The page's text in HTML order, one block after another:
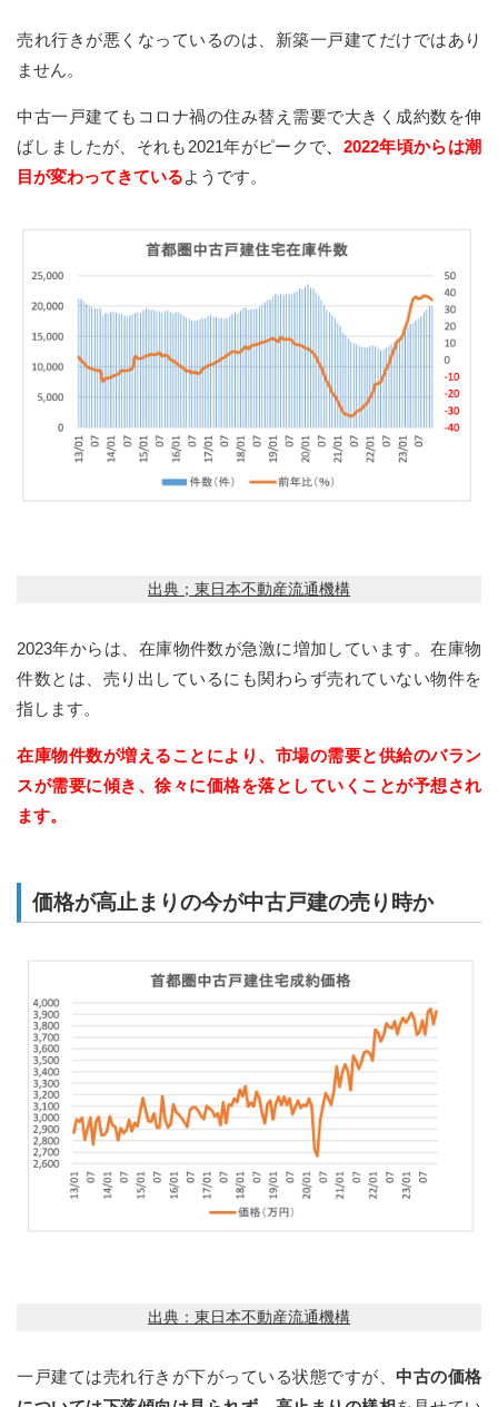
売れ行きが悪くなっているのは、新築一戸建てだけではあり
ません。
中古一戸建てもコロナ禍の住み替え需要で大きく成約数を伸
ばしましたが、それも2021年がピークで
2022年頃からは潮
目が変わってきているようです。
出典；東日本不動産流通機構
2023年からは、在庫物件数が急激に増加しています。在庫物
件数とは、売り出しているにも関わらず売れていない物件を
指します。
在庫物件数が増えることにより、市場の需要と供給のバラン
スが需要に傾き、徐々に価格を落としていくことが予想され
ます。
価格が高止まりの今が中古戸建の売り時か
出典：東日本不動産流通機構
一戸建ては売れ行きが下がっている状態ですが、 中古の価格